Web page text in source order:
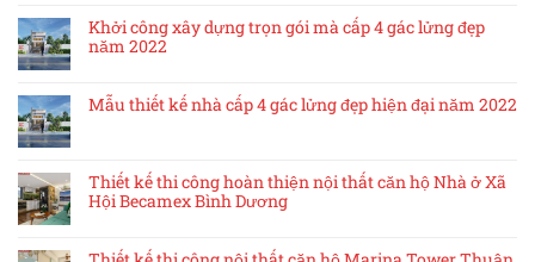
Khởi công xây dựng trọn gói mà cấp 4 gác lửng đẹp
năm 2022
Mẫu thiết kế nhà cấp 4 gác lửng đẹp hiện đại năm 2022
Thiết kế thi công hoàn thiện nội thất căn hộ Nhà ở Xã
Hội Becamex Bình Dương